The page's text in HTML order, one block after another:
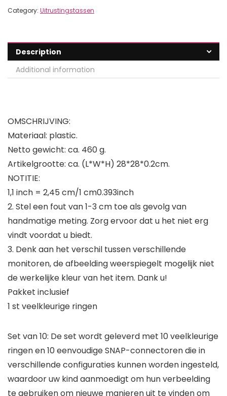
Category: Uitrustingstassen
Description
Additional information
OMSCHRIJVING:
Materiaal: plastic.
Netto gewicht: ca. 460 g.
Artikelgrootte: ca. (L*W*H) 28*28*0.2cm.
NOTITIE:
1,1 inch = 2,45 cm/1 cm0.393inch
2. Stel een fout van 1-3 cm toe als gevolg van
handmatige meting. Zorg ervoor dat u het niet erg
vindt voordat u biedt.
3. Denk aan het verschil tussen verschillende
monitoren, de afbeelding weerspiegelt mogelijk niet
de werkelijke kleur van het item. Dank u!
Pakket inclusief
1 st veelkleurige ringen
Set van 10: De set wordt geleverd met 10 veelkleurige
ringen en 10 eenvoudige SNAP-connectoren die in
verschillende configuraties kunnen worden ingesteld,
waardoor uw kind aanmoedigt om hun verbeelding
te gebruiken om nieuwe manieren uit te vinden om